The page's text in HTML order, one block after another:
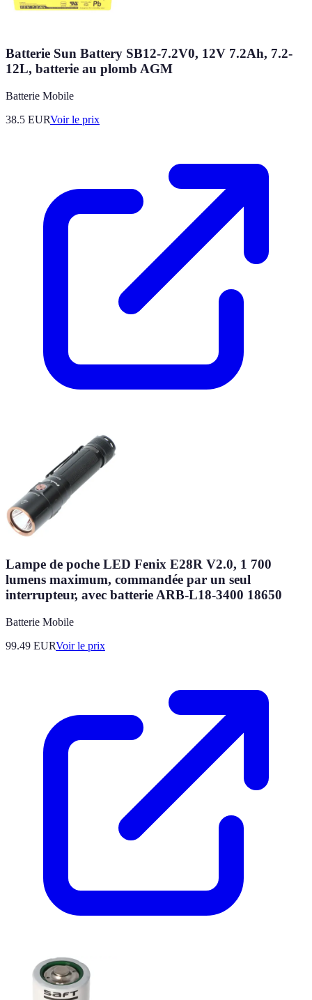
Batterie Sun Battery SB12-7.2V0, 12V 7.2Ah, 7.2-
12L, batterie au plomb AGM
Batterie Mobile
38.5 EURVoir le prix
Lampe de poche LED Fenix E28R V2.0, 1 700
lumens maximum, commandée par un seul
interrupteur, avec batterie ARB-L18-3400 18650
Batterie Mobile
99.49 EURVoir le prix